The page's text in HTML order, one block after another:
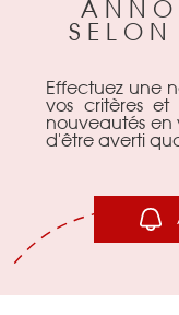
Effectuez une
vos critères
nouveautés en
d'être averti